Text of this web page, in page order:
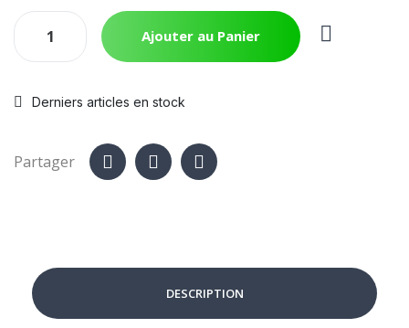
Ajouter au Panier
Derniers articles en stock
Partager
DESCRIPTION